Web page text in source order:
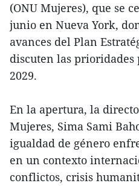
(ONU Mujeres), que se
junio en Nueva York,
avances del Plan
discuten las prioridades
2029.
En la apertura, la
Mujeres, Sima Sami
igualdad de género
en un contexto
conflictos, crisis